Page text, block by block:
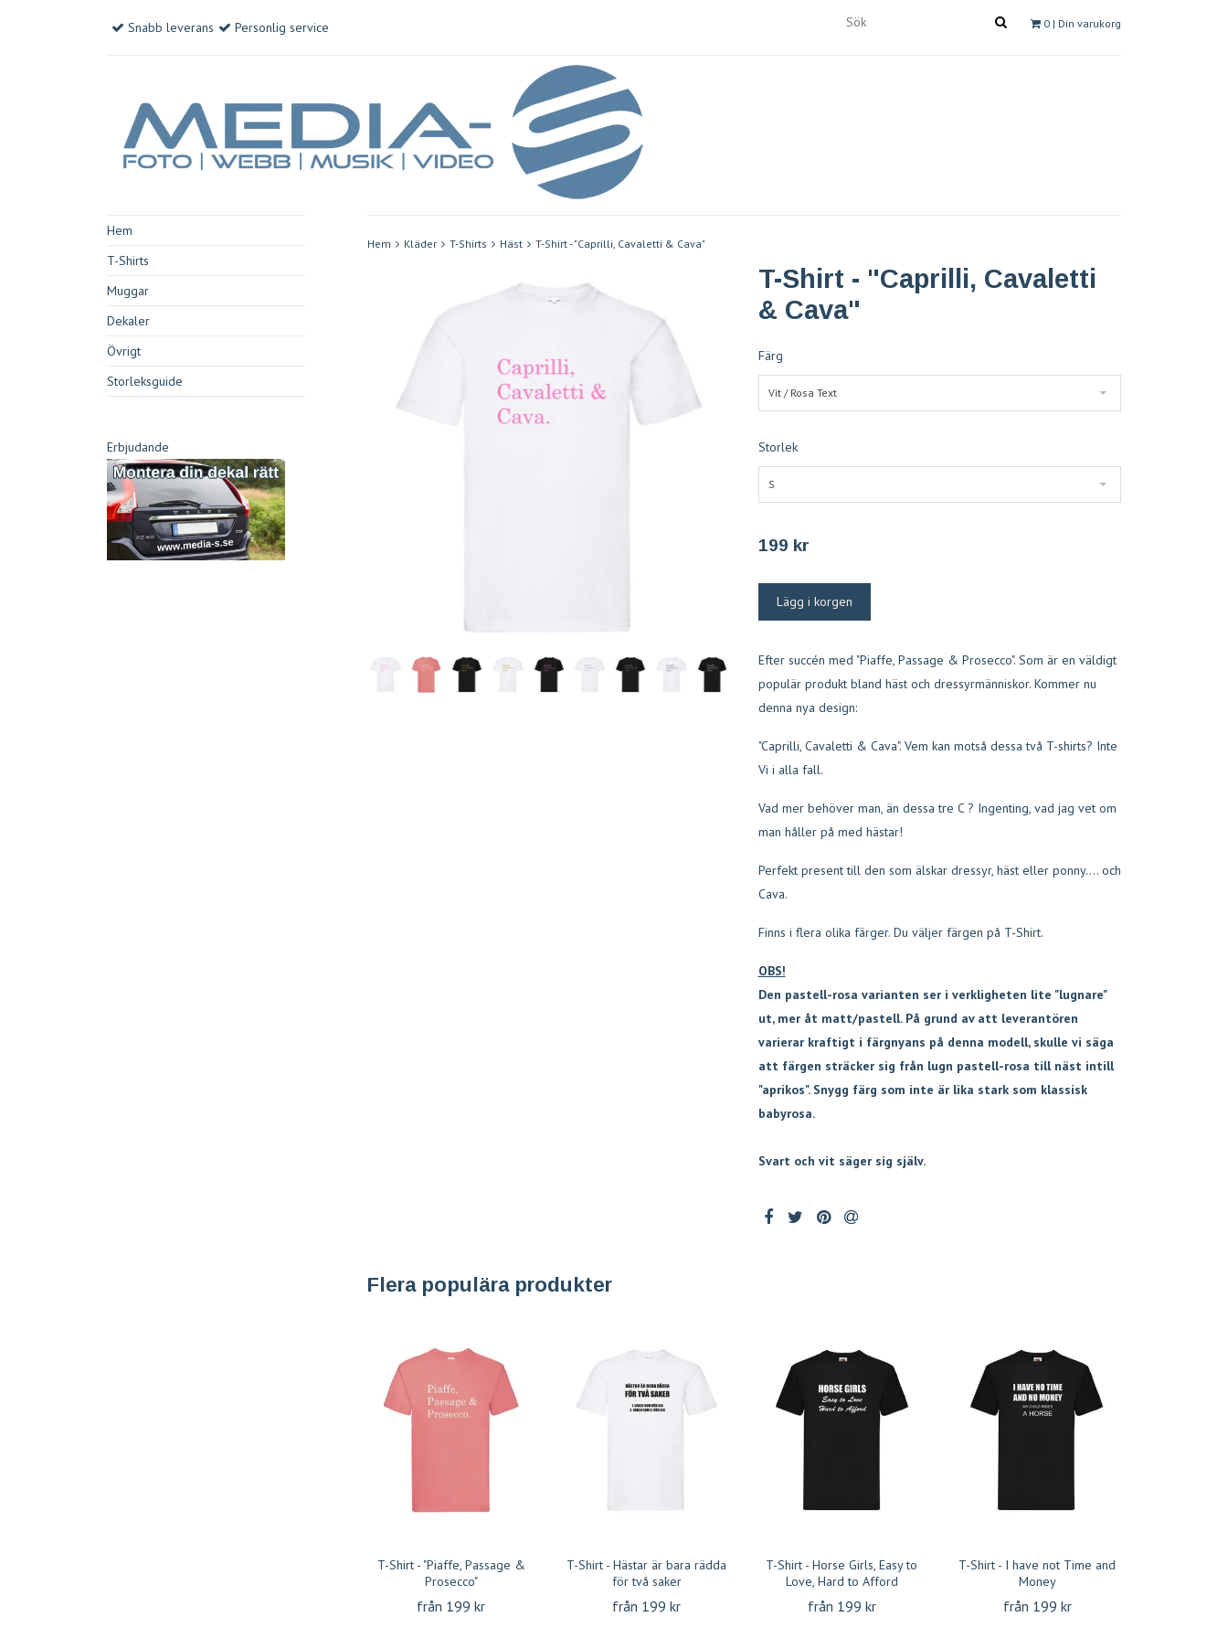
Snabb leverans Personlig service 0 | Din varukorg
Hem
T-Shirts
Muggar
Dekaler
Övrigt
Storleksguide
Erbjudande
Hem Kläder T-Shirts Häst T-Shirt - "Caprilli, Cavaletti & Cava"
T-Shirt - "Caprilli, Cavaletti
& Cava"
Färg
Vit / Rosa Text
Storlek
S
199 kr
Efter succén med "Piaffe, Passage & Prosecco". Som är en väldigt
populär produkt bland häst och dressyrmänniskor. Kommer nu
denna nya design:
"Caprilli, Cavaletti & Cava". Vem kan motså dessa två T-shirts? Inte
Vi i alla fall.
Vad mer behöver man, än dessa tre C ? Ingenting, vad jag vet om
man håller på med hästar!
Perfekt present till den som älskar dressyr, häst eller ponny.... och
Cava.
Finns i flera olika färger. Du väljer färgen på T-Shirt.
OBS!
Den pastell-rosa varianten ser i verkligheten lite "lugnare"
ut, mer åt matt/pastell. På grund av att leverantören
varierar kraftigt i färgnyans på denna modell, skulle vi säga
att färgen sträcker sig från lugn pastell-rosa till näst intill
"aprikos". Snygg färg som inte är lika stark som klassisk
babyrosa.
Svart och vit säger sig själv.
Flera populära produkter
T-Shirt - "Piaffe, Passage &
Prosecco"
från 199 kr
T-Shirt - Hästar är bara rädda
för två saker
från 199 kr
T-Shirt - Horse Girls, Easy to
Love, Hard to Afford
från 199 kr
T-Shirt - I have not Time and
Money
från 199 kr